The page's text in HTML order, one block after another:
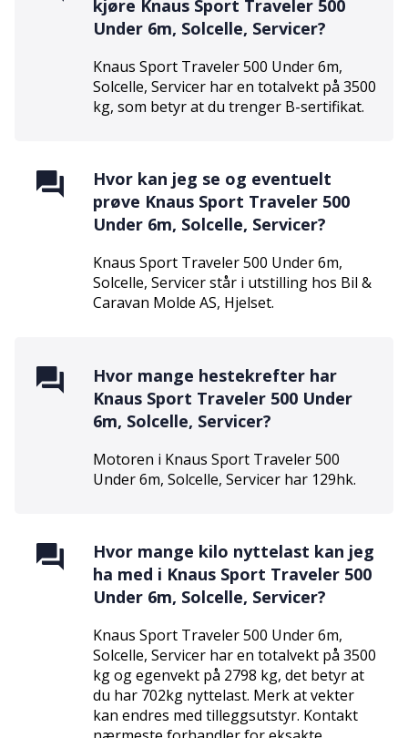
kjøre Knaus Sport Traveler 500
Under 6m, Solcelle, Servicer?
Knaus Sport Traveler 500 Under 6m,
Solcelle, Servicer har en totalvekt på 3500
kg, som betyr at du trenger B-sertifikat.
Hvor kan jeg se og eventuelt
prøve Knaus Sport Traveler 500
Under 6m, Solcelle, Servicer?
Knaus Sport Traveler 500 Under 6m,
Solcelle, Servicerstår i utstilling hos Bil &
Caravan Molde AS, Hjelset.
Hvor mange hestekrefter har
Knaus Sport Traveler 500 Under
6m, Solcelle, Servicer?
Motoren i Knaus Sport Traveler 500
Under 6m, Solcelle, Servicer har 129hk.
Hvor mange kilo nyttelast kan jeg
ha med i Knaus Sport Traveler 500
Under 6m, Solcelle, Servicer?
Knaus Sport Traveler 500 Under 6m,
Solcelle, Servicer har en totalvekt på 3500
kg og egenvekt på 2798 kg, det betyr at
du har 702kg nyttelast. Merk at vekter
kan endres med tilleggsutstyr. Kontakt